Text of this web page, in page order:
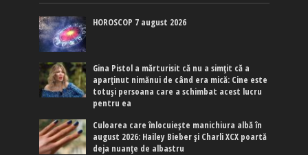
HOROSCOP 7 august 2026
Gina Pistol a mărturisit că nu a simțit că a
aparținut nimănui de când era mică: Cine este
totuși persoana care a schimbat acest lucru
pentru ea
Culoarea care înlocuiește manichiura albă în
august 2026: Hailey Bieber și Charli XCX poartă
deja nuanțe de albastru